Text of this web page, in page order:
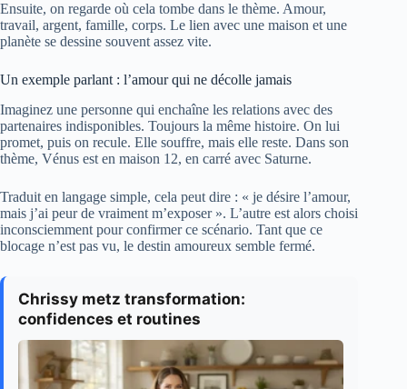
Ensuite, on regarde où cela tombe dans le thème. Amour,
travail, argent, famille, corps. Le lien avec une maison et une
planète se dessine souvent assez vite.
Un exemple parlant : l’amour qui ne décolle jamais
Imaginez une personne qui enchaîne les relations avec des
partenaires indisponibles. Toujours la même histoire. On lui
promet, puis on recule. Elle souffre, mais elle reste. Dans son
thème, Vénus est en maison 12, en carré avec Saturne.
Traduit en langage simple, cela peut dire : « je désire l’amour,
mais j’ai peur de vraiment m’exposer ». L’autre est alors choisi
inconsciemment pour confirmer ce scénario. Tant que ce
blocage n’est pas vu, le destin amoureux semble fermé.
Chrissy metz transformation:
confidences et routines